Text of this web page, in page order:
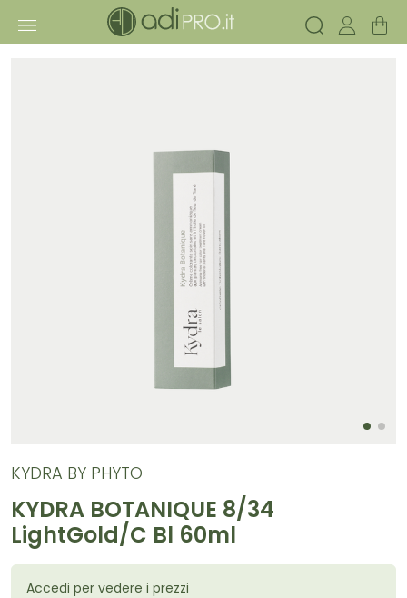
KYDRA BY PHYTO
KYDRA BOTANIQUE 8/34
LightGold/C Bl 60ml
Accedi per vedere i prezzi